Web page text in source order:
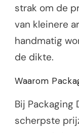
strak om de
van kleinere
handmatig
de dikte.
Waarom
Bij
scherpste